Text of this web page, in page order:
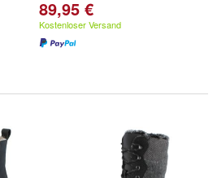
89,95 €
Kostenloser Versand